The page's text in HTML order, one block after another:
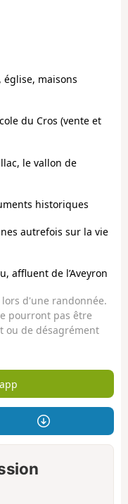
église, maisons
du Cros (vente et
le vallon de
historiques
autrefois sur la vie
affluent de l’Aveyron
d'une randonnée.
pourront pas être
ou de désagrément